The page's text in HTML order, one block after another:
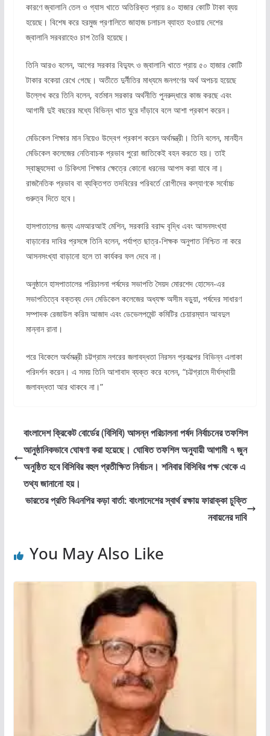
কারণে জ্বালানি তেল ও গ্যাস খাতে অতিরিক্ত প্রায় ৪০ হাজার কোটি টাকা ব্যয়
হয়েছে। বিশেষ করে হরমুজ প্রণালিতে জাহাজ চলাচল ব্যাহত হওয়ায় দেশের
জ্বালানি সরবরাহেও চাপ তৈরি হয়েছে।
তিনি আরও বলেন, আগের সরকার বিদ্যুৎ ও জ্বালানি খাতে প্রায় ৫০ হাজার কোটি
টাকার বকেয়া রেখে গেছে। অতীতে দুর্নীতির মাধ্যমে জনগণের অর্থ অপচয় হয়েছে
উল্লেখ করে তিনি বলেন, বর্তমান সরকার অর্থনীতি পুনরুদ্ধারে কাজ করছে এবং
আগামী দুই বছরের মধ্যে বিভিন্ন খাত ঘুরে দাঁড়াবে বলে আশা প্রকাশ করেন।
মেডিকেল শিক্ষার মান নিয়েও উদ্বেগ প্রকাশ করেন অর্থমন্ত্রী। তিনি বলেন, মানহীন
মেডিকেল কলেজের নেতিবাচক প্রভাব পুরো জাতিকেই বহন করতে হয়। তাই
স্বাস্থ্যসেবা ও চিকিৎসা শিক্ষার ক্ষেত্রে কোনো ধরনের আপস করা যাবে না।
রাজনৈতিক প্রভাব বা ব্যক্তিগত তদবিরের পরিবর্তে রোগীদের কল্যাণকে সর্বোচ্চ
গুরুত্ব দিতে হবে।
হাসপাতালের জন্য এমআরআই মেশিন, সরকারি বরাদ্দ বৃদ্ধি এবং আসনসংখ্যা
বাড়ানোর দাবির প্রসঙ্গে তিনি বলেন, পর্যাপ্ত ছাত্র-শিক্ষক অনুপাত নিশ্চিত না করে
আসনসংখ্যা বাড়ানো হলে তা কার্যকর ফল দেবে না।
অনুষ্ঠানে হাসপাতালের পরিচালনা পর্ষদের সভাপতি সৈয়দ মোরশেদ হোসেন-এর
সভাপতিত্বে বক্তব্য দেন মেডিকেল কলেজের অধ্যক্ষ অসীম বড়ুয়া, পর্ষদের সাধারণ
সম্পাদক রেজাউল করিম আজাদ এবং ডেভেলপমেন্ট কমিটির চেয়ারম্যান আবদুল
মান্নান রানা।
পরে বিকেলে অর্থমন্ত্রী চট্টগ্রাম নগরের জলাবদ্ধতা নিরসন প্রকল্পের বিভিন্ন এলাকা
পরিদর্শন করেন। এ সময় তিনি আশাবাদ ব্যক্ত করে বলেন, “চট্টগ্রামে দীর্ঘস্থায়ী
জলাবদ্ধতা আর থাকবে না।”
বাংলাদেশ ক্রিকেট বোর্ডের (বিসিবি) আসন্ন পরিচালনা পর্ষদ নির্বাচনের তফশিল
আনুষ্ঠানিকভাবে ঘোষণা করা হয়েছে। ঘোষিত তফশিল অনুযায়ী আগামী ৭ জুন
অনুষ্ঠিত হবে বিসিবির বহুল প্রতীক্ষিত নির্বাচন। শনিবার বিসিবির পক্ষ থেকে এ
তথ্য জানানো হয়।
ভারতের প্রতি বিএনপির কড়া বার্তা: বাংলাদেশের স্বার্থ রক্ষায় ফারাক্কা চুক্তি
নবায়নের দাবি
You May Also Like